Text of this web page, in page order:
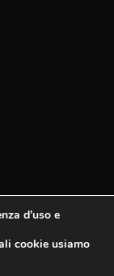
d'uso e
cookie usiamo